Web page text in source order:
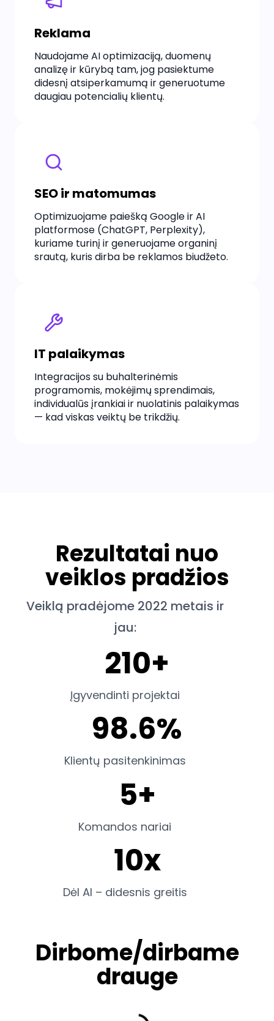
Reklama
Naudojame AI optimizaciją, duomenų
analizę ir kūrybą tam, jog pasiektume
didesnį atsiperkamumą ir generuotume
daugiau potencialių klientų.
SEO ir matomumas
Optimizuojame paiešką Google ir AI
platformose (ChatGPT, Perplexity),
kuriame turinį ir generuojame organinį
srautą, kuris dirba be reklamos biudžeto.
IT palaikymas
Integracijos su buhalterinėmis
programomis, mokėjimų sprendimais,
individualūs įrankiai ir nuolatinis palaikymas
— kad viskas veiktų be trikdžių.
Rezultatai nuo
veiklos pradžios
Veiklą pradėjome 2022 metais ir
jau:
210+
Įgyvendinti projektai
98.6%
Klientų pasitenkinimas
5+
Komandos nariai
10x
Dėl AI – didesnis greitis
Dirbome/dirbame
drauge